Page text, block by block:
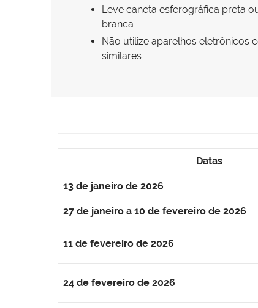
Leve caneta esferográfica preta
branca
Não utilize aparelhos eletrônicos
similares
Datas
13 de janeiro de 2026
27 de janeiro a 10 de fevereiro de 2026
11 de fevereiro de 2026
24 de fevereiro de 2026